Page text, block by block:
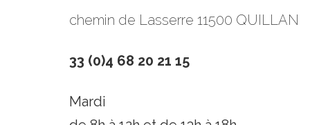
chemin de Lasserre 11500 QUILLAN
33 (0)4 68 20 21 15
Mardi